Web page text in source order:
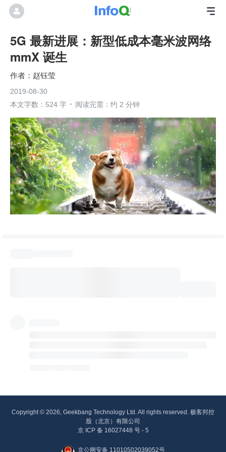
5G 最新进展：新型低成本毫米波网络
mmX 诞生
赵钰莹
2019-08-30
本文字数：524 字
阅读完需：约 2 分钟
Copyright © 2026, Geekbang Technology Ltd. All rights reserved. 极客邦控
股（北京）有限公司
京 ICP 备 16027448 号 - 5
京公网安备 11010502039052号